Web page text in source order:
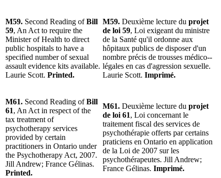
M59. Second Reading ofBill
59, An Act to require the
Minister of Health to direct
public hospitals to have a
specified number of sexual
assault evidence kits available.
Laurie Scott. Printed.
M59. Deuxième lecture du projet
de loi 59, Loi exigeant du ministre
de la Santé qu'il ordonne aux
hôpitaux publics de disposer d'un
nombre précis de trousses médico-­
légales en cas d'agression sexuelle.
Laurie Scott. Imprimé.
M61. Second Reading ofBill
61, An Act in respect of the
tax treatment of
psychotherapy services
provided by certain
practitioners in Ontario under
the Psychotherapy Act, 2007.
Jill Andrew; France Gélinas.
Printed.
M61. Deuxième lecture du projet
de loi 61, Loi concernant le
traitement fiscal des services de
psychothérapie offerts par certains
praticiens en Ontario en application
de la Loi de 2007 sur les
psychothérapeutes. Jill Andrew;
France Gélinas. Imprimé.